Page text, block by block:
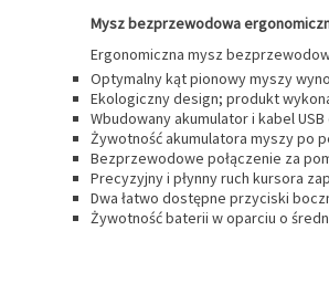
Mysz bezprzewodowa
Ergonomiczna mysz
Optymalny kąt pionowy myszy
Ekologiczny design; produkt
Wbudowany akumulator i kabel
Żywotność akumulatora myszy po
Bezprzewodowe połączenie za
Precyzyjny i płynny ruch kursora
Dwa łatwo dostępne przyciski
Żywotność baterii w oparciu o